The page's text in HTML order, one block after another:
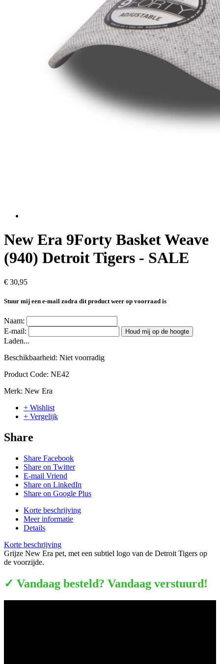
New Era 9Forty Basket Weave
(940) Detroit Tigers - SALE
€ 30,95
Stuur mij een e-mail zodra dit product weer op voorraad is
Naam:
E-mail:
Houd mij op de hoogte
Laden...
Beschikbaarheid: Niet voorradig
Product Code: NE42
Merk: New Era
+ Wishlist
+ Vergelijk
Share
Share Facebook
Share on Twitter
E-mail Vriend
Share on LinkedIn
Share on Google Plus
Korte beschrijving
Meer informatie
Details
Korte beschrijving
Grijze New Era pet, met een subtiel logo van de Detroit Tigers op
de voorzijde.
✓ Vandaag besteld? Vandaag verstuurd!